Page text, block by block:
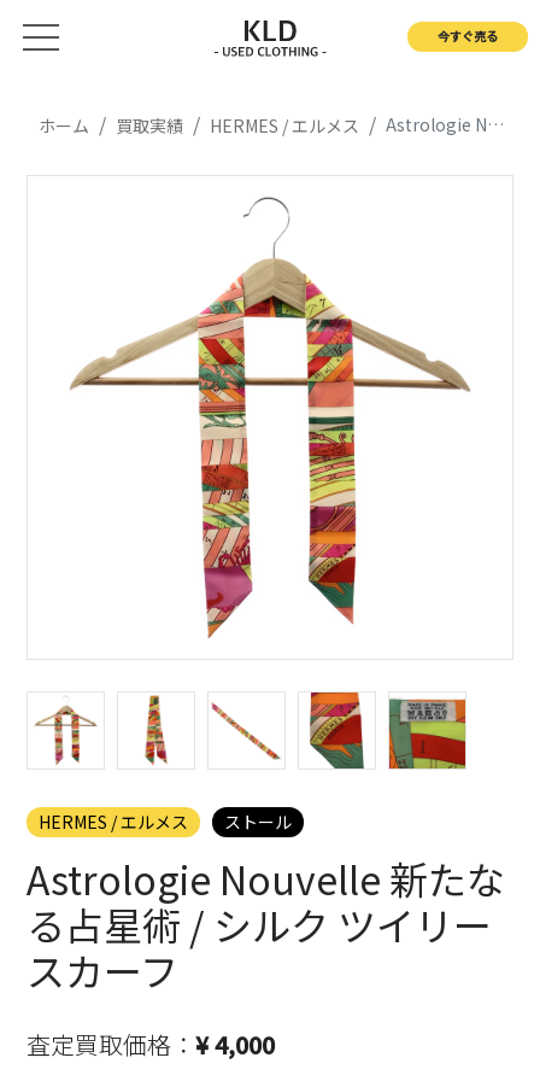
今すぐ売る
ホーム 買取実績 HERMES / エルメス Astrologie Nouvelle 新たなる占星術 / シルク ツイリー スカーフ
HERMES / エルメス ストール
Astrologie Nouvelle 新たな
る占星術 / シルク ツイリー
スカーフ
査定買取価格：¥ 4,000